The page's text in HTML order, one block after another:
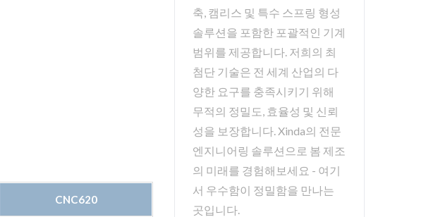
CNC620
축, 캠리스 및 특수 스프링 형성
솔루션을 포함한 포괄적인 기계
범위를 제공합니다. 저희의 최
첨단 기술은 전 세계 산업의 다
양한 요구를 충족시키기 위해
무적의 정밀도, 효율성 및 신뢰
성을 보장합니다. Xinda의 전문
엔지니어링 솔루션으로 봄 제조
의 미래를 경험해보세요 - 여기
서 우수함이 정밀함을 만나는
곳입니다.